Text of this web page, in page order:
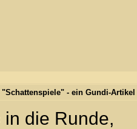
"Schattenspiele" - ein Gundi-
in die Runde,